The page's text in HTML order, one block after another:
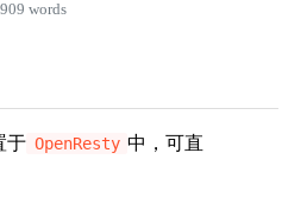
words
于 OpenResty 中，可直